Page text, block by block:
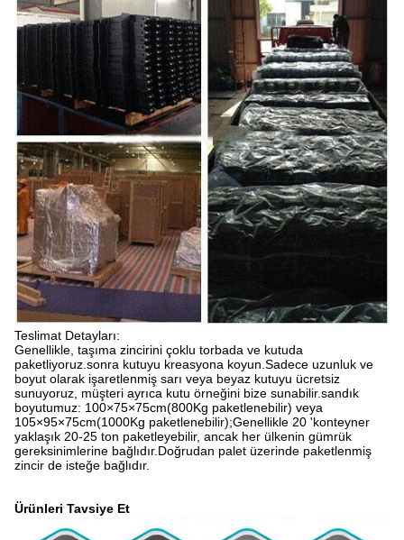
Teslimat Detayları:
Genellikle, taşıma zincirini çoklu torbada ve kutuda
paketliyoruz.sonra kutuyu kreasyona koyun.Sadece uzunluk ve
boyut olarak işaretlenmiş sarı veya beyaz kutuyu ücretsiz
sunuyoruz, müşteri ayrıca kutu örneğini bize sunabilir.sandık
boyutumuz: 100×75×75cm(800Kg paketlenebilir) veya
105×95×75cm(1000Kg paketlenebilir);Genellikle 20 'konteyner
yaklaşık 20-25 ton paketleyebilir, ancak her ülkenin gümrük
gereksinimlerine bağlıdır.Doğrudan palet üzerinde paketlenmiş
zincir de isteğe bağlıdır.
Ürünleri Tavsiye Et